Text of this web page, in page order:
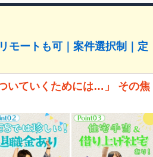
モートも可｜案件選択制｜定
いていくためには…」 その焦